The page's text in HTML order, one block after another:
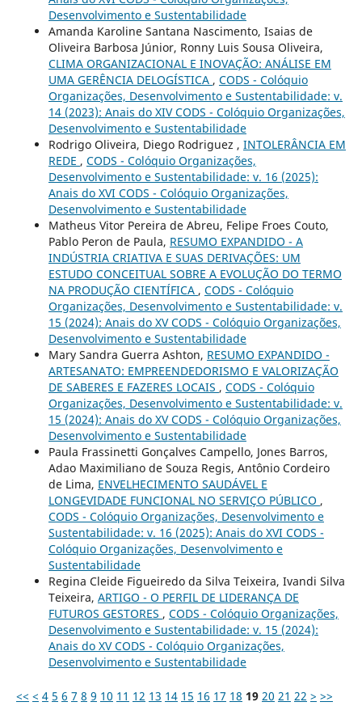
Desenvolvimento e Sustentabilidade
Amanda Karoline Santana Nascimento, Isaias de
Oliveira Barbosa Júnior, Ronny Luis Sousa Oliveira,
CLIMA ORGANIZACIONAL E INOVAÇÃO: ANÁLISE EM
UMA GERÊNCIA DELOGÍSTICA , CODS - Colóquio
Organizações, Desenvolvimento e Sustentabilidade: v.
14 (2023): Anais do XIV CODS - Colóquio Organizações,
Desenvolvimento e Sustentabilidade
Rodrigo Oliveira, Diego Rodriguez , INTOLERÂNCIA EM
REDE , CODS - Colóquio Organizações,
Desenvolvimento e Sustentabilidade: v. 16 (2025):
Anais do XVI CODS - Colóquio Organizações,
Desenvolvimento e Sustentabilidade
Matheus Vitor Pereira de Abreu, Felipe Froes Couto,
Pablo Peron de Paula, RESUMO EXPANDIDO - A
INDÚSTRIA CRIATIVA E SUAS DERIVAÇÕES: UM
ESTUDO CONCEITUAL SOBRE A EVOLUÇÃO DO TERMO
NA PRODUÇÃO CIENTÍFICA , CODS - Colóquio
Organizações, Desenvolvimento e Sustentabilidade: v.
15 (2024): Anais do XV CODS - Colóquio Organizações,
Desenvolvimento e Sustentabilidade
Mary Sandra Guerra Ashton, RESUMO EXPANDIDO -
ARTESANATO: EMPREENDEDORISMO E VALORIZAÇÃO
DE SABERES E FAZERES LOCAIS , CODS - Colóquio
Organizações, Desenvolvimento e Sustentabilidade: v.
15 (2024): Anais do XV CODS - Colóquio Organizações,
Desenvolvimento e Sustentabilidade
Paula Frassinetti Gonçalves Campello, Jones Barros,
Adao Maximiliano de Souza Regis, Antônio Cordeiro
de Lima, ENVELHECIMENTO SAUDÁVEL E
LONGEVIDADE FUNCIONAL NO SERVIÇO PÚBLICO ,
CODS - Colóquio Organizações, Desenvolvimento e
Sustentabilidade: v. 16 (2025): Anais do XVI CODS -
Colóquio Organizações, Desenvolvimento e
Sustentabilidade
Regina Cleide Figueiredo da Silva Teixeira, Ivandi Silva
Teixeira, ARTIGO - O PERFIL DE LIDERANÇA DE
FUTUROS GESTORES , CODS - Colóquio Organizações,
Desenvolvimento e Sustentabilidade: v. 15 (2024):
Anais do XV CODS - Colóquio Organizações,
Desenvolvimento e Sustentabilidade
<< < 4 5 6 7 8 9 10 11 12 13 14 15 16 17 18 19 20 21 22 > >>